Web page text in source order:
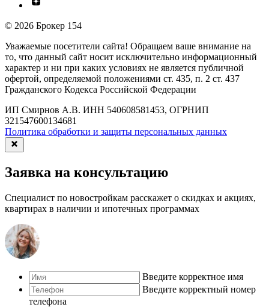
© 2026 Брокер 154
Уважаемые посетители сайта! Обращаем ваше внимание на
то, что данный сайт носит исключительно информационный
характер и ни при каких условиях не является публичной
офертой, определяемой положениями ст. 435, п. 2 ст. 437
Гражданского Кодекса Российской Федерации
ИП Смирнов А.В. ИНН 540608581453, ОГРНИП
321547600134681
Политика обработки и защиты персональных данных
Заявка на консультацию
Специалист по новостройкам расскажет о скидках и акциях,
квартирах в наличии и ипотечных программах
Введите корректное имя
Введите корректный номер
телефона